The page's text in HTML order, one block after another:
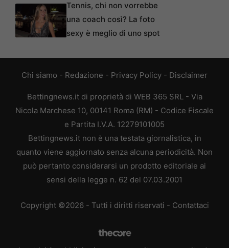
Tennis, chi non vorrebbe
una coach così? La foto
sexy è meglio di uno spot
Chi siamo - Redazione - Privacy Policy - Disclaimer
Bettingnews.it di proprietà di WEB 365 SRL - Via
Nicola Marchese 10, 00141 Roma (RM) - Codice Fiscale
e Partita I.V.A. 12279101005
Bettingnews.it non è una testata giornalistica, in
quanto viene aggiornato senza alcuna periodicità. Non
può pertanto considerarsi un prodotto editoriale ai
sensi della legge n. 62 del 07.03.2001
Copyright ©2026 - Tutti i diritti riservati - Contattaci